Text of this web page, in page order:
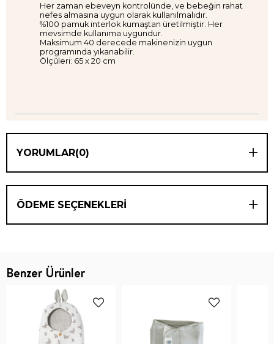
Her zaman ebeveyn kontrolünde, ve bebeğin rahat
nefes almasına uygun olarak kullanılmalıdır.
%100 pamuk interlok kumaştan üretilmiştir. Her
mevsimde kullanıma uygundur.
Maksimum 40 derecede makinenizin uygun
programında yıkanabilir.
Ölçüleri: 65 x 20 cm
YORUMLAR(0)
ÖDEME SEÇENEKLERI
Benzer Ürünler